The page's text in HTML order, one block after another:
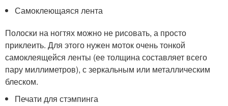
Самоклеющаяся лента
Полоски на ногтях можно не рисовать, а просто
приклеить. Для этого нужен моток очень тонкой
самоклеящейся ленты (ее толщина составляет всего
пару миллиметров), с зеркальным или металлическим
блеском.
Печати для стэмпинга